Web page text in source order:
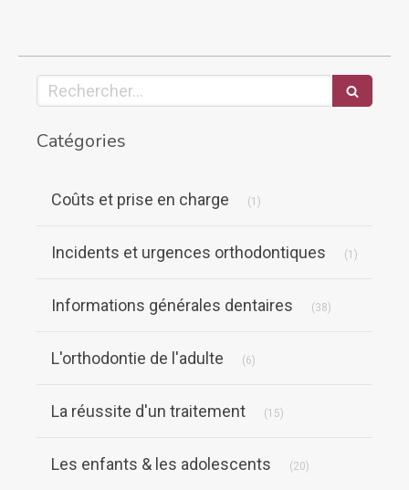
Rechercher
Catégories
Coûts et prise en charge (1)
Incidents et urgences orthodontiques (1)
Informations générales dentaires (38)
L'orthodontie de l'adulte (6)
La réussite d'un traitement (15)
Les enfants & les adolescents (20)